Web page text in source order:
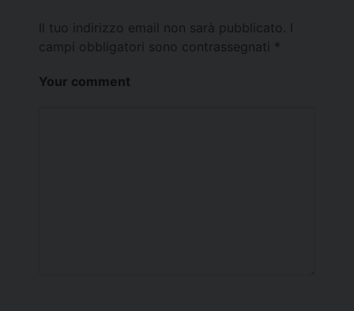
Il tuo indirizzo email non sarà pubblicato.
campi obbligatori sono contrassegnati *
Your comment